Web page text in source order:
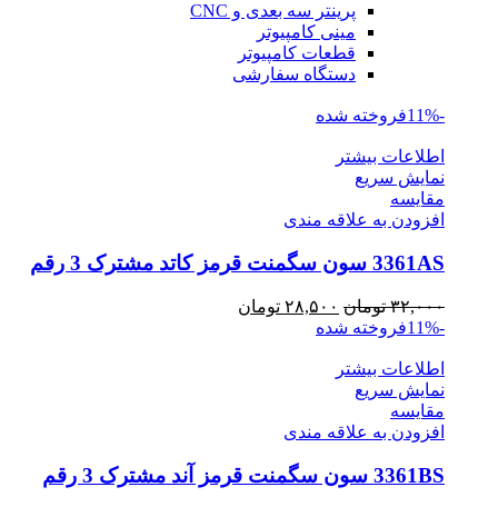
پرینتر سه بعدی و CNC
مینی کامپیوتر
قطعات کامپیوتر
دستگاه سفارشی
-11% فروخته شده
اطلاعات بیشتر
نمایش سریع
مقايسه
افزودن به علاقه مندی
3361AS سون سگمنت قرمز کاتد مشترک 3 رقم
۳۲,۰۰۰ تومان قیمت
اصلی
۲۸,۵۰۰ تومان
-11% فروخته شده
اطلاعات بیشتر
نمایش سریع
مقايسه
افزودن به علاقه مندی
3361BS سون سگمنت قرمز آند مشترک 3 رقم